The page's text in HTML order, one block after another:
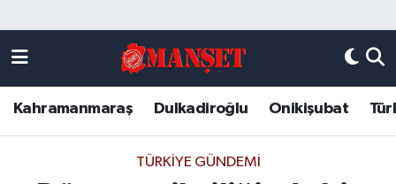
Kahramanmaraş Dulkadiroğlu Onikişubat
TÜRKIYE GÜNDEMI
DULKADİROĞLU
KAHRAMANMARAŞ
Kahramanmaraş Nöbetçi Eczaneler
Kahramanmaraş Hava Durumu
Kahramanmaraş Trafik Yoğunluk Haritası